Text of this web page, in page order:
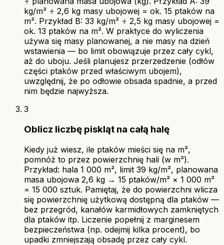
kg/m² ÷ 2,6 kg masy ubojowej = ok. 15 ptaków na
m². Przykład B: 33 kg/m² ÷ 2,5 kg masy ubojowej =
ok. 13 ptaków na m². W praktyce do wyliczenia
używa się masy planowanej, a nie masy na dzień
wstawienia — bo limit obowiązuje przez cały cykl,
aż do uboju. Jeśli planujesz przerzedzenie (odłów
części ptaków przed właściwym ubojem),
uwzględnij, że po odłowie obsada spadnie, a przed
nim będzie najwyższa.
3
Oblicz liczbę piskląt na całą halę
Kiedy już wiesz, ile ptaków mieści się na m²,
pomnóż to przez powierzchnię hali (w m²).
Przykład: hala 1 000 m², limit 39 kg/m², planowana
masa ubojowa 2,6 kg → 15 ptaków/m² × 1 000 m²
= 15 000 sztuk. Pamiętaj, że do powierzchni wlicza
się powierzchnię użytkową dostępną dla ptaków —
bez przegród, kanałów karmidłowych zamkniętych
dla ptaków itp. Liczenie popełnij z marginesem
bezpieczeństwa (np. odejmij kilka procent), bo
upadki zmniejszają obsadę przez cały cykl.